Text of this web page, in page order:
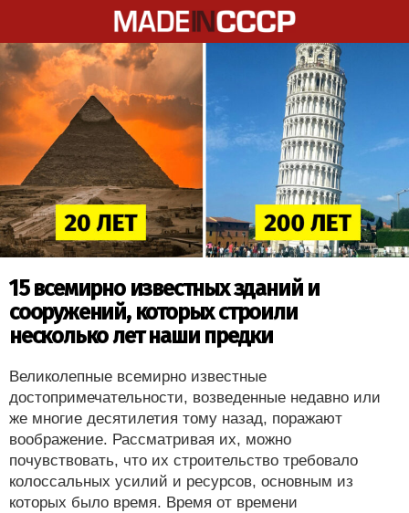
15 всемирно известных зданий и
сооружений, которых строили
несколько лет наши предки
Великолепные всемирно известные
достопримечательности, возведенные недавно или
же многие десятилетия тому назад, поражают
воображение. Рассматривая их, можно
почувствовать, что их строительство требовало
колоссальных усилий и ресурсов, основным из
которых было время. Время от времени